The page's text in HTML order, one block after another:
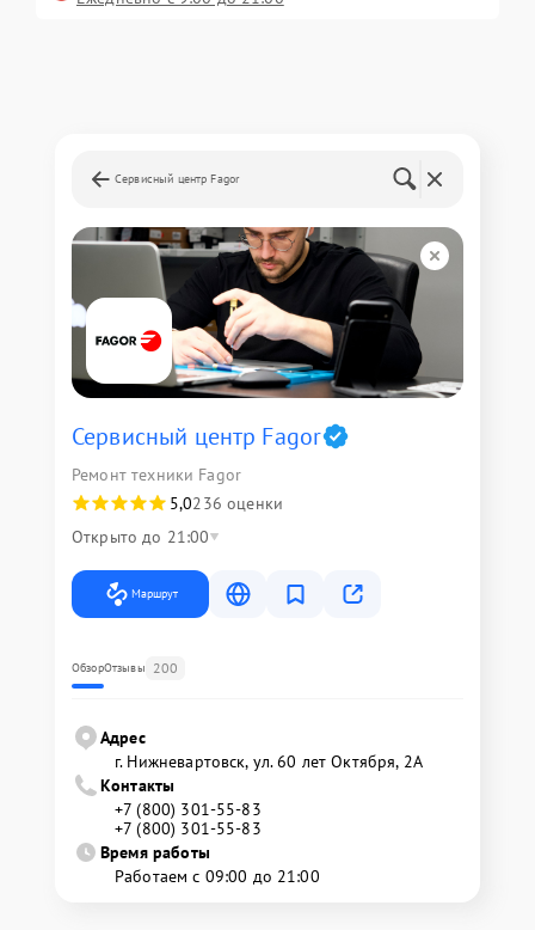
Сервисный центр Fagor
Сервисный центр Fagor
Ремонт техники Fagor
5,0236 оценки
Открыто до 21:00
Маршрут
ОбзорОтзывы 200
Адрес
г. Нижневартовск, ул. 60 лет Октября, 2А
Контакты
+7 (800) 301-55-83
+7 (800) 301-55-83
Время работы
Работаем с 09:00 до 21:00